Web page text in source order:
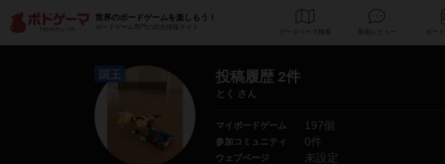
世界のボードゲームを楽しもう！
ボードゲーム専門の総合情報サイト
データベース
国王 投稿履歴 2件
とく さん
マイボードゲーム 197個
参加コミュニティ 0件
ウェブページ 未設定